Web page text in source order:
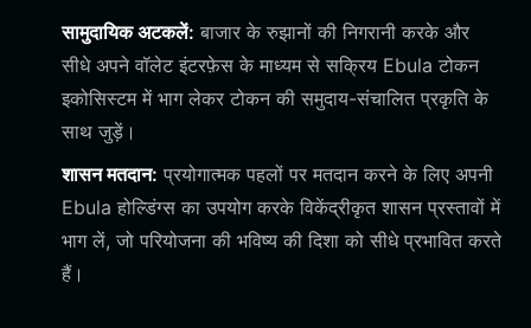
सामुदायिक अटकलें: बाजार के रुझानों की निगरानी करके और
सीधे अपने वॉलेट इंटरफ़ेस के माध्यम से सक्रिय Ebula टोकन
इकोसिस्टम में भाग लेकर टोकन की समुदाय-संचालित प्रकृति के
साथ जुड़ें।
शासन मतदान: प्रयोगात्मक पहलों पर मतदान करने के लिए अपनी
Ebula होल्डिंग्स का उपयोग करके विकेंद्रीकृत शासन प्रस्तावों में
भाग लें, जो परियोजना की भविष्य की दिशा को सीधे प्रभावित करते
हैं।